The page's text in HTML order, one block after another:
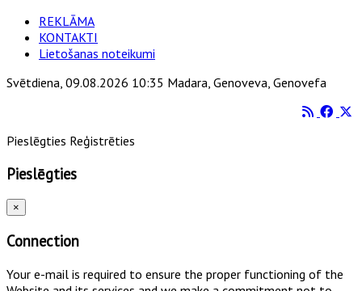
REKLĀMA
KONTAKTI
Lietošanas noteikumi
Svētdiena, 09.08.2026 10:35 Madara, Genoveva, Genovefa
Pieslēgties Reģistrēties
Pieslēgties
×
Connection
Your e-mail is required to ensure the proper functioning of the